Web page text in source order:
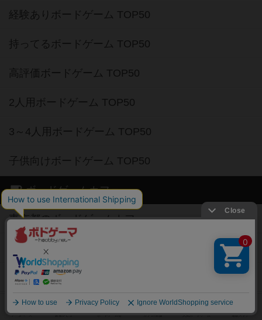
経験ありボードゲーム TOP50
持ってるボードゲーム TOP50
高評価ボードゲーム TOP50
2人用ボードゲーム TOP50
3～4人用ボードゲーム TOP50
子供向けボードゲーム TOP50
ボードゲームカフェ
東京都のボードゲームカフェ
神奈川県のボードゲームカフェ
大阪府のボードゲームカフェ
京都府のボードゲームカフェ